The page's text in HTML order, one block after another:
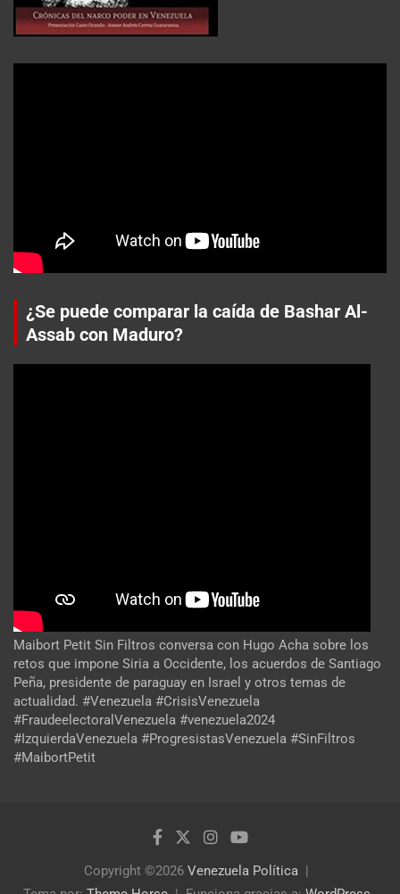
¿Se puede comparar la caída de Bashar Al-
Assab con Maduro?
Maibort Petit Sin Filtros conversa con Hugo Acha sobre los
retos que impone Siria a Occidente, los acuerdos de Santiago
Peña, presidente de paraguay en Israel y otros temas de
actualidad. #Venezuela #CrisisVenezuela
#FraudeelectoralVenezuela #venezuela2024
#IzquierdaVenezuela #ProgresistasVenezuela #SinFiltros
#MaibortPetit
Copyright ©2026 Venezuela Política